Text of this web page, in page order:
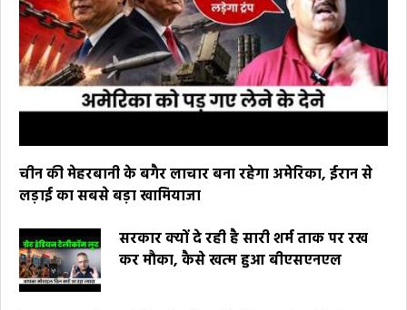
चीन की मेहरबानी के बगैर लाचार बना रहेगा अमेरिका, ईरान से
लड़ाई का सबसे बड़ा खामियाजा
सरकार क्यों दे रही है सारी शर्म ताक पर रख
कर मौका, कैसे खत्म हुआ बीएसएनएल